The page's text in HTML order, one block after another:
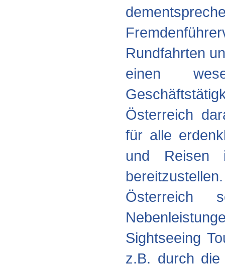
Rundfahrten
einen
Österreich
für alle
und
Österreich
Sightseeing
z.B. durch